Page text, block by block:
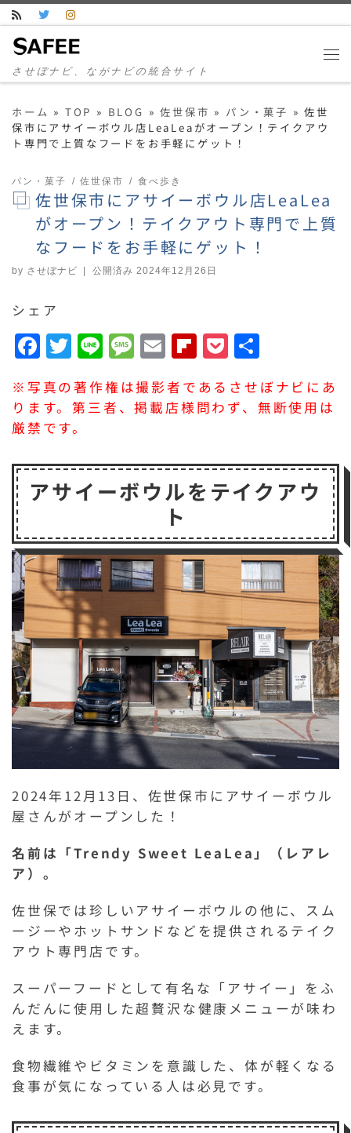
コンテンツへスキップ
させぼナビ、ながナビの統合サイト
ホーム » TOP » BLOG » 佐世保市 » パン・菓子 » 佐世
保市にアサイーボウル店LeaLeaがオープン！テイクアウ
ト専門で上質なフードをお手軽にゲット！
パン・菓子 佐世保市 食べ歩き
佐世保市にアサイーボウル店LeaLea
がオープン！テイクアウト専門で上質
なフードをお手軽にゲット！
by させぼナビ | 公開済み 2024年12月26日
シェア
F
a
c
e
o
o
T
w
it
t
r
Li
n
e
M
e
s
s
g
e
E
m
a
il
F
li
p
b
a
r
P
o
c
k
t
有
※写真の著作権は撮影者であるさせぼナビにあ
ります。第三者、掲載店様問わず、無断使用は
厳禁です。
アサイーボウルをテイクアウ
ト
2024年12月13日、佐世保市にアサイーボウル
屋さんがオープンした！
名前は「Trendy Sweet LeaLea」（レアレ
ア）。
佐世保では珍しいアサイーボウルの他に、スム
ージーやホットサンドなどを提供されるテイク
アウト専門店です。
スーパーフードとして有名な「アサイー」をふ
んだんに使用した超贅沢な健康メニューが味わ
えます。
食物繊維やビタミンを意識した、体が軽くなる
食事が気になっている人は必見です。